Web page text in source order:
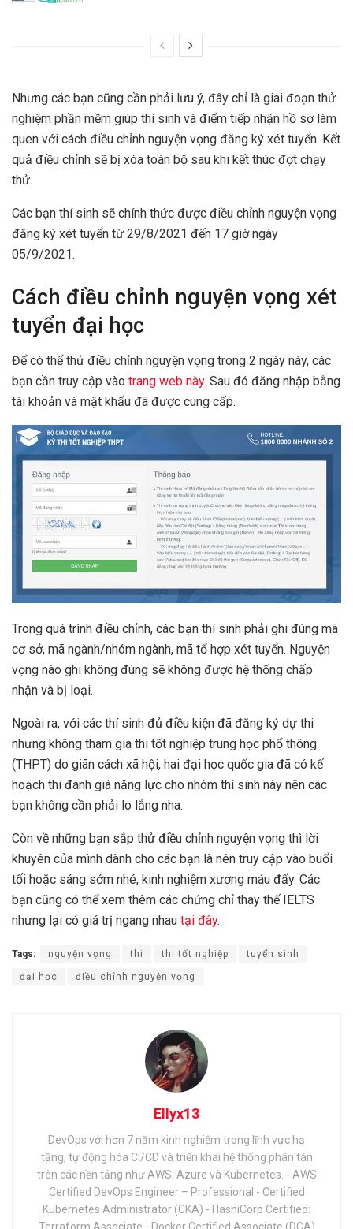
Nhưng các bạn cũng cần phải lưu ý, đây chỉ là giai đoạn thử
nghiệm phần mềm giúp thí sinh và điểm tiếp nhận hồ sơ làm
quen với cách điều chỉnh nguyện vọng đăng ký xét tuyển. Kết
quả điều chỉnh sẽ bị xóa toàn bộ sau khi kết thúc đợt chạy
thử.
Các bạn thí sinh sẽ chính thức được điều chỉnh nguyện vọng
đăng ký xét tuyển từ 29/8/2021 đến 17 giờ ngày
05/9/2021.
Cách điều chỉnh nguyện vọng xét
tuyển đại học
Để có thể thử điều chỉnh nguyện vọng trong 2 ngày này, các
bạn cần truy cập vào trang web này. Sau đó đăng nhập bằng
tài khoản và mật khẩu đã được cung cấp.
Trong quá trình điều chỉnh, các bạn thí sinh phải ghi đúng mã
cơ sở, mã ngành/nhóm ngành, mã tổ hợp xét tuyển. Nguyện
vọng nào ghi không đúng sẽ không được hệ thống chấp
nhận và bị loại.
Ngoài ra, với các thí sinh đủ điều kiện đã đăng ký dự thi
nhưng không tham gia thi tốt nghiệp trung học phổ thông
(THPT) do giãn cách xã hội, hai đại học quốc gia đã có kế
hoạch thi đánh giá năng lực cho nhóm thí sinh này nên các
bạn không cần phải lo lắng nha.
Còn về những bạn sắp thử điều chỉnh nguyện vọng thì lời
khuyên của mình dành cho các bạn là nên truy cập vào buổi
tối hoặc sáng sớm nhé, kinh nghiệm xương máu đấy. Các
bạn cũng có thể xem thêm các chứng chỉ thay thế IELTS
nhưng lại có giá trị ngang nhau tại đây.
Tags: nguyện vọng thi thi tốt nghiệp tuyển sinh
đại học điều chỉnh nguyện vọng
Ellyx13
DevOps với hơn 7 năm kinh nghiệm trong lĩnh vực hạ
tầng, tự động hóa CI/CD và triển khai hệ thống phân tán
trên các nền tảng như AWS, Azure và Kubernetes. - AWS
Certified DevOps Engineer – Professional - Certified
Kubernetes Administrator (CKA) - HashiCorp Certified:
Terraform Associate - Docker Certified Associate (DCA)